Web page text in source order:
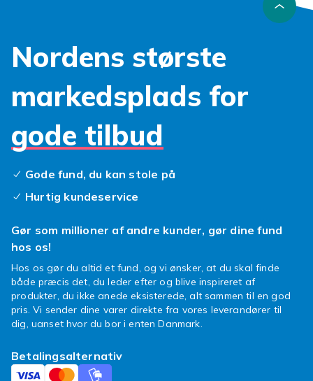
Nordens største
markedsplads for
gode tilbud
Gode fund, du kan stole på
Hurtig kundeservice
Gør som millioner af andre kunder, gør dine fund
hos os!
Hos os gør du altid et fund, og vi ønsker, at du skal finde
både præcis det, du leder efter og blive inspireret af
produkter, du ikke anede eksisterede, alt sammen til en god
pris. Vi sender dine varer direkte fra vores leverandører til
dig, uanset hvor du bor i enten Danmark.
Betalingsalternativ